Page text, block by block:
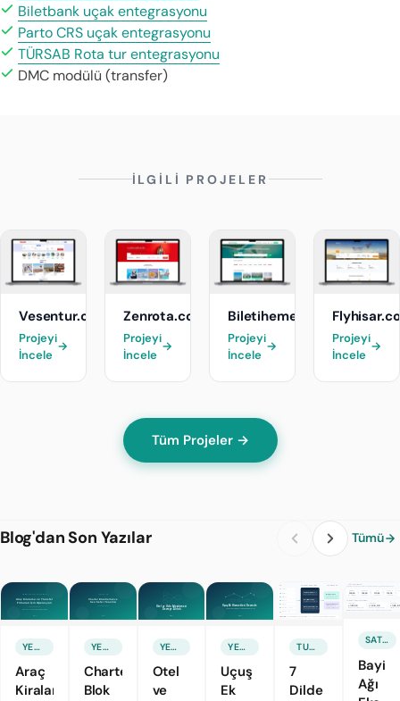
Biletbank uçak entegrasyonu
Parto CRS uçak entegrasyonu
TÜRSAB Rota tur entegrasyonu
DMC modülü (transfer)
İLGİLİ PROJELER
Vesentur.com
Projeyi
İncele
→
Zenrota.com
Projeyi
İncele
→
Biletihemenal.com
Projeyi
İncele
→
Projeyi
İncele
→
Tüm Projeler →
Blog'dan Son Yazılar Tümü
YENI ÖZELLIK
Araç
Kiralama
YENI ÖZELLIK
Charter
Blok
YENI ÖZELLIK
Otel
ve
YENI ÖZELLIK
Uçuş
Ek
TURIZM TEKNOLOJILERI
7
Dilde
SATIŞ & PAZARLAMA
Bayi
Ağı